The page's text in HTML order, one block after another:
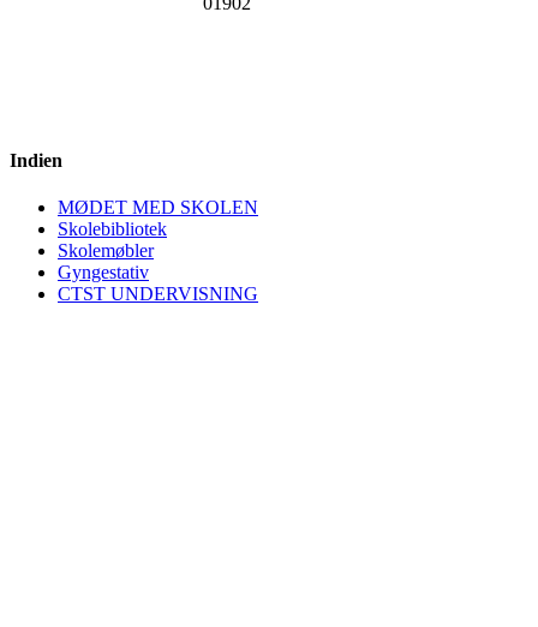
Indien
MØDET MED SKOLEN
Skolebibliotek
Skolemøbler
Gyngestativ
CTST UNDERVISNING